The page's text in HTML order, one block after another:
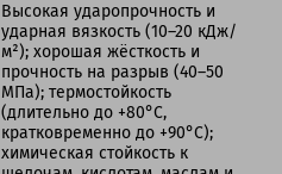
Высокая ударопрочность и
ударная вязкость (10–20 кДж/
м²); хорошая жёсткость и
прочность на разрыв (40–50
МПа); термостойкость
(длительно до +80°C,
кратковременно до +90°C);
химическая стойкость к